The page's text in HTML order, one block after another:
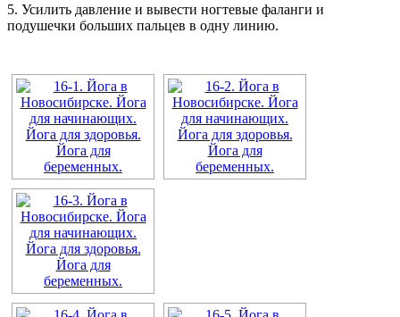
5. Усилить давление и вывести ногтевые фаланги и
подушечки больших пальцев в одну линию.